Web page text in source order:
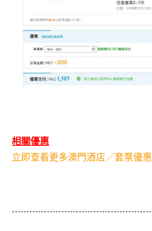
相關優惠
立即查看更多澳門酒店／套票優惠